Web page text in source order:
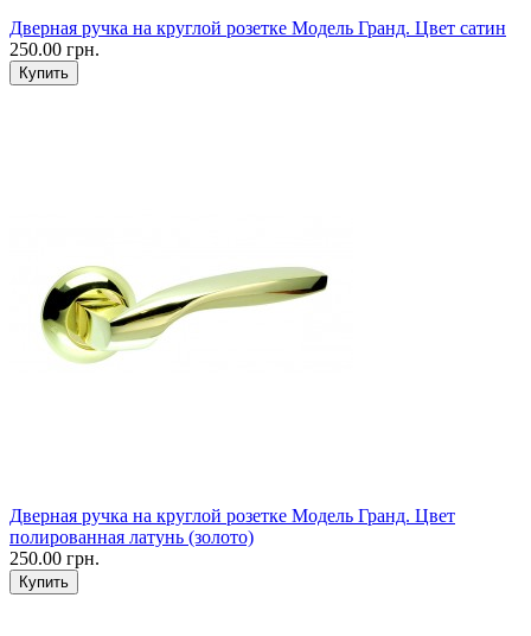
Дверная ручка на круглой розетке Модель Гранд. Цвет сатин
250.00 грн.
Дверная ручка на круглой розетке Модель Гранд. Цвет
полированная латунь (золото)
250.00 грн.